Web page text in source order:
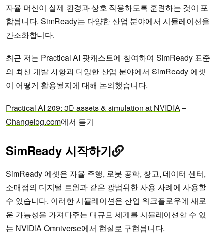
자율 머신이 실제 환경과 상호 작용하도록 훈련하는 것이 포
함됩니다. SimReady는 다양한 산업 분야에서 시뮬레이션을
간소화합니다.
최근 저는 Practical AI 팟캐스트에 참여하여 SimReady 표준
의 최신 개발 사항과 다양한 산업 분야에서 SimReady 에셋
이 어떻게 활용될지에 대해 논의했습니다.
Practical AI 209: 3D assets & simulation at NVIDIA–
Changelog.com에서 듣기
SimReady 시작하기
SimReady 에셋은 자율 주행, 로봇 공학, 창고, 데이터 센터,
소매점의 디지털 트윈과 같은 광범위한 사용 사례에 사용할
수 있습니다. 이러한 시뮬레이션은 산업 워크플로우에 새로
운 가능성을 가져다주는 대규모 세계를 시뮬레이션할 수 있
는 NVIDIA Omniverse에서 현실로 구현됩니다.